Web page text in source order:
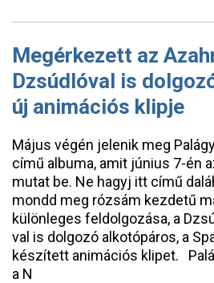
Megérkezett az
Dzsúdlóval is
új animációs klipje
Május végén jelenik meg
című albuma, amit június 7-én
mutat be. Ne hagyj itt című
mondd meg rózsám kezdetű
különleges feldolgozása, a
val is dolgozó alkotópáros, a
készített animációs klipet.
a N